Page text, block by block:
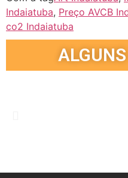
Indaiatuba, Preço AVCB
co2 Indaiatuba